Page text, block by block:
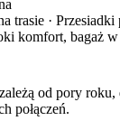
trasie · Przesiadki
komfort, bagaż w
od pory roku,
połączeń.